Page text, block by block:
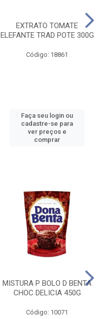
EXTRATO TOMATE
ELEFANTE TRAD POTE 300G
Código: 18861
Faça seu login ou
cadastre-se para
ver preços e
comprar
MISTURA P BOLO D BENTA
CHOC DELICIA 450G
Código: 10071